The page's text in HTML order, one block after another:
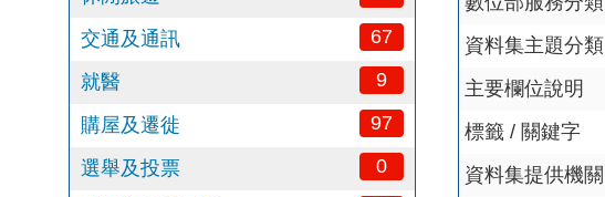
交通及通訊 67
就醫 9
購屋及遷徙 97
選舉及投票 0
資料集主題分類
主要欄位說明
標籤 / 關鍵字
資料集提供機關